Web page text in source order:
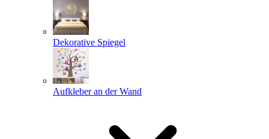
Dekorative Spiegel
Aufkleber an der Wand